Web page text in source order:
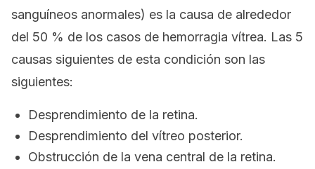
sanguíneos anormales) es la causa de alrededor
del 50 % de los casos de hemorragia vítrea. Las 5
causas siguientes de esta condición son las
siguientes:
Desprendimiento de la retina.
Desprendimiento del vítreo posterior.
Obstrucción de la vena central de la retina.